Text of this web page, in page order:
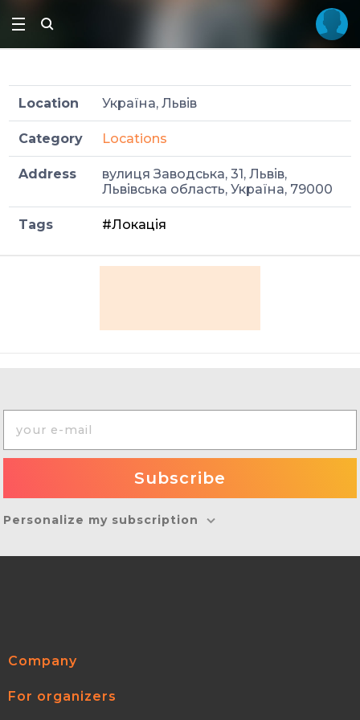
Location Україна, Львів
Category Locations
Address
вулиця Заводська, 31, Львів,
Львівська область, Україна, 79000
Tags #Локація
Personalize my subscription
Company
For organizers